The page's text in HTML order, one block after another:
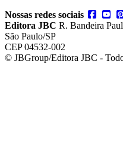
Nossas redes sociais
Editora JBC R. Bandeira
São Paulo/SP
CEP 04532-002
© JBGroup/Editora JBC -